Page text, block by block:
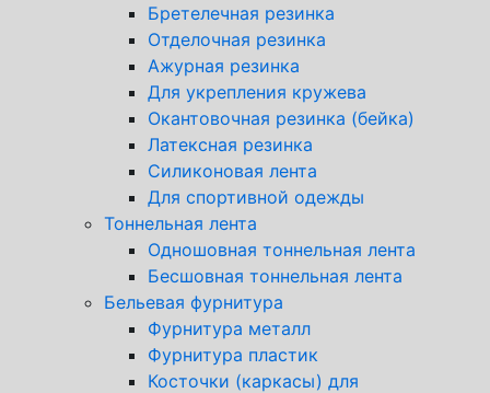
Бретелечная резинка
Отделочная резинка
Ажурная резинка
Для укрепления кружева
Окантовочная резинка (бейка)
Латексная резинка
Силиконовая лента
Для спортивной одежды
Тоннельная лента
Одношовная тоннельная лента
Бесшовная тоннельная лента
Бельевая фурнитура
Фурнитура металл
Фурнитура пластик
Косточки (каркасы) для